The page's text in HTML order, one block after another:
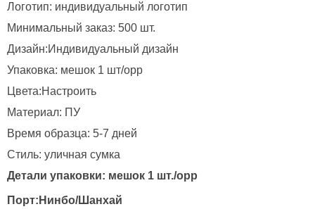
Логотип: индивидуальный логотип
Минимальный заказ: 500 шт.
Дизайн:Индивидуальный дизайн
Упаковка: мешок 1 шт/opp
Цвета:Настроить
Материал: ПУ
Время образца: 5-7 дней
Стиль: уличная сумка
Детали упаковки: мешок 1 шт./opp
Порт:Нинбо/Шанхай